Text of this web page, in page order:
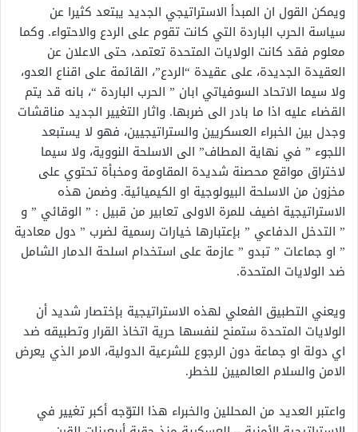
ويمكن القول ان المبدأ الاستراتيجي الجديد يبتعد كثيرا عن
سياسة الحرب الباردة التي كانت تقوم على الردع والاحتواء. وكما
معلوم فقد كانت الولايات المتحدة تعتمد، حتى الاعلان عن
العقيدة الجديدة، على عقيدة “الردع”، القائمة على اقناع العدو،
ولا سيما الاتحاد السوفياتي ابان ” الحرب الباردة “، بانه قد يتم
القضاء عليه اذا ما بادر الى ضربها. واثار التغيير الجديد مناقشات
وجدل بين الخبراء العسكريين والستراتيجيين، فهو لا يستبعد
اللجوء ” في نهاية المطاف” الى الاسلحة النووية، ولا سيما
لاختراق مواقع محصنة شديدة المقاومة ومخبأة تحتوي على
مخزون من الاسلحة البيولوجية او الكيميائية. وضمن هذه
الاستراتيجية اضيف للمرة الاولى تعابير من قبيل : ” الوقائي ” و
” التدخل الدفاعي ” بإعتبارها خيارات رسمية لضرب ” دول معادية
” او جماعات ” تبدو ” عازمة على استخدام اسلحة الدمار الشامل
ضد الولايات المتحدة.
ويعني التطبيق الفعلي لهذه الاستراتيجية بإختصار شديد أن
الولايات المتحدة ستمنح لنفسها حرية اتخاذ القرار وتطبيقه ضد
اي دولة او جماعة دون الرجوع للشرعية الدولية، الامر الذي يعرض
الامن والسلام العالميين للخطر.
واعتبر العديد من المحللين والخبراء هذا التوّجه أكبر تغيير في